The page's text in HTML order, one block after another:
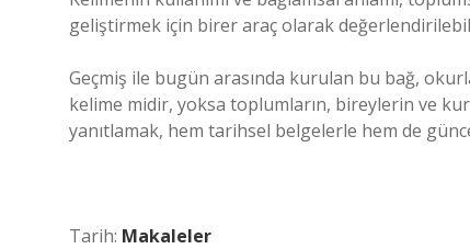
geliştirmek için birer araç olarak
Geçmiş ile bugün arasında kurulan bu bağ,
kelime midir, yoksa toplumların, bireylerin ve
yanıtlamak, hem tarihsel belgelerle hem de
Tarih: Makaleler